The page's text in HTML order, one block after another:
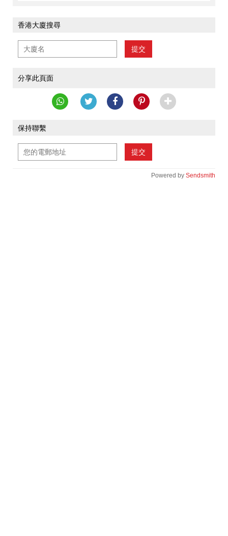
香港大廈搜尋
提交
分享此頁面
保持聯繫
提交
Powered by Sendsmith